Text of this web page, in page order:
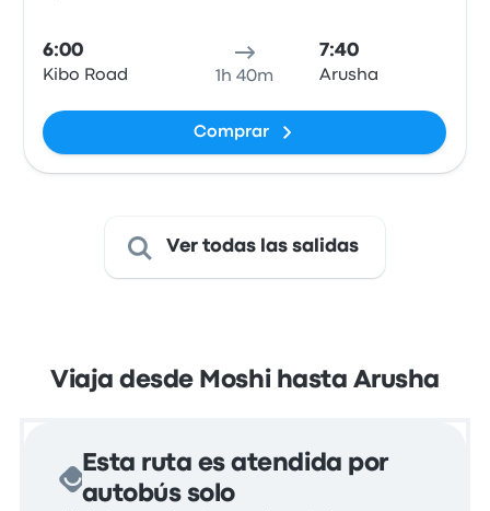
6:00
Kibo Road 1h 40m
7:40
Arusha
Comprar
Ver todas las salidas
Viaja desde Moshi hasta Arusha
Esta ruta es atendida por
autobús solo